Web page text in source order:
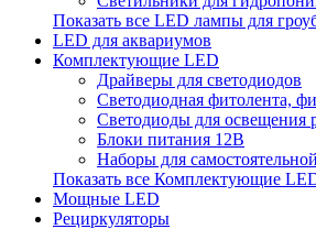
Показать все LED лампы для
LED для аквариумов
Комплектующие LED
Драйверы для светодиодов
Светодиодная фитолента,
Светодиоды для освещения
Блоки питания 12В
Наборы для
Показать все Комплектующие
Мощные LED
Рециркуляторы